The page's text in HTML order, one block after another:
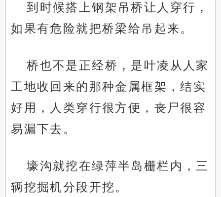
到时候搭上钢架吊桥让人穿行，
如果有危险就把桥梁给吊起来。
桥也不是正经桥，是叶凌从人家
工地收回来的那种金属框架，结实
好用，人类穿行很方便，丧尸很容
易漏下去。
壕沟就挖在绿萍半岛栅栏内，三
辆挖掘机分段开挖。